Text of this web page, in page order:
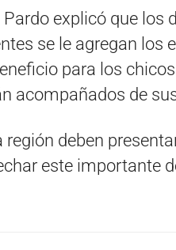
explicó que los
se le agregan los
para los
acompañados de
región deben
este importante